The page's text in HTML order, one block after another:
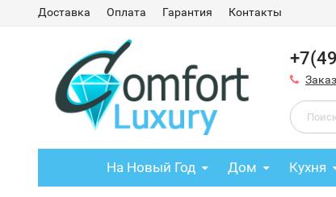
Доставка Оплата Гарантия Контакты
На Новый Год Дом Кухня